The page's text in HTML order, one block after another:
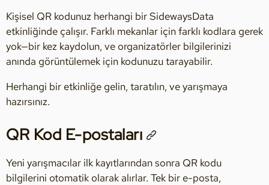
Kişisel QR kodunuz herhangi bir SidewaysData
etkinliğinde çalışır. Farklı mekanlar için farklı kodlara gerek
yok—bir kez kaydolun, ve organizatörler bilgilerinizi
anında görüntülemek için kodunuzu tarayabilir.
Herhangi bir etkinliğe gelin, taratılın, ve yarışmaya
hazırsınız.
QR Kod E-postaları
Yeni yarışmacılar ilk kayıtlarından sonra QR kodu
bilgilerini otomatik olarak alırlar. Tek bir e-posta,